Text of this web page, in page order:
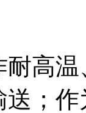
高
；